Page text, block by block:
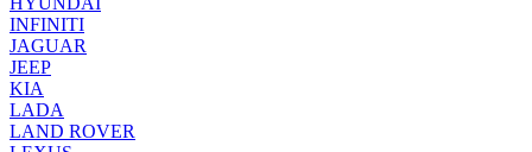
INFINITI
JAGUAR
JEEP
KIA
LADA
LAND ROVER